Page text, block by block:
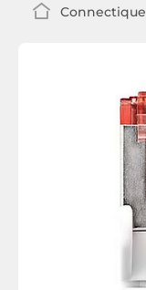
Connectique